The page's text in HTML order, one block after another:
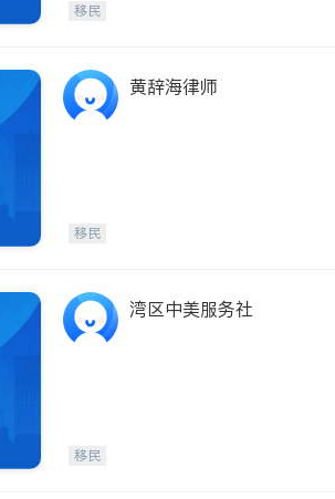
移民
黄辞海律师
移民
湾区中美服务社
移民